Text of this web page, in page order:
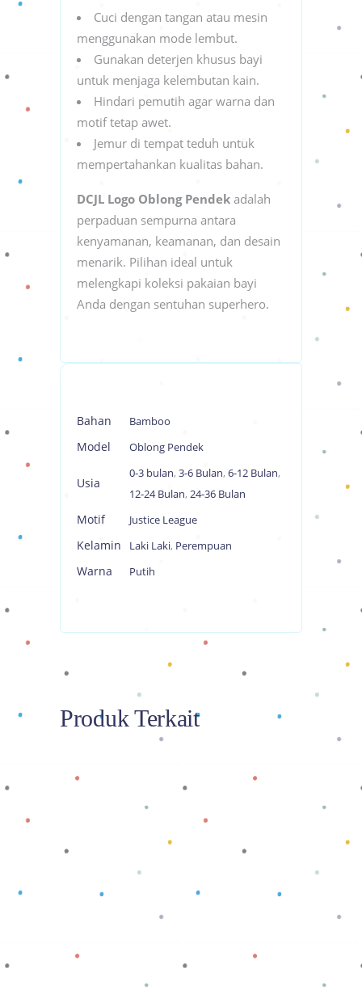
Cuci dengan tangan atau mesin
menggunakan mode lembut.
Gunakan deterjen khusus bayi
untuk menjaga kelembutan kain.
Hindari pemutih agar warna dan
motif tetap awet.
Jemur di tempat teduh untuk
mempertahankan kualitas bahan.
DCJL Logo Oblong Pendek adalah
perpaduan sempurna antara
kenyamanan, keamanan, dan desain
menarik. Pilihan ideal untuk
melengkapi koleksi pakaian bayi
Anda dengan sentuhan superhero.
Bahan Bamboo
Model Oblong Pendek
Usia
0-3 bulan, 3-6 Bulan, 6-12 Bulan,
12-24 Bulan, 24-36 Bulan
Motif Justice League
Kelamin Laki Laki, Perempuan
Warna Putih
Produk Terkait